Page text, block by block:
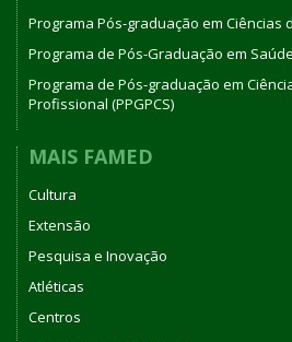
Programa Pós-graduação em Ciências
Programa de Pós-Graduação em Saúde
Programa de Pós-graduação em
Profissional (PPGPCS)
MAIS FAMED
Cultura
Extensão
Pesquisa e Inovação
Atléticas
Centros